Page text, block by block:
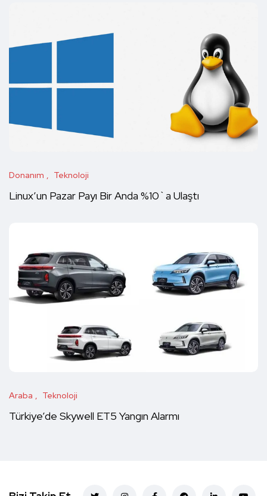
Donanım Teknoloji
Linux’un Pazar Payı Bir Anda %10`a Ulaştı
Araba Teknoloji
Türkiye’de Skywell ET5 Yangın Alarmı